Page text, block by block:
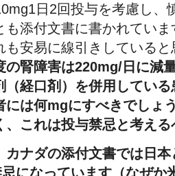
日2回投与を考慮し、
も添付文書に書かれてい
も安易に線引きしている
の腎障害は220mg/日に減
（経口剤）を併用してい
には何mgにすべきでしょ
、これは投与禁忌と考え
カナダの添付文書では日
になっています（なぜか